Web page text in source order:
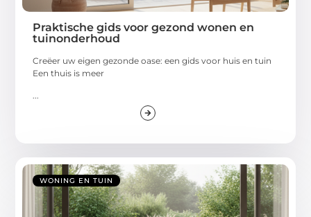
Praktische gids voor gezond wonen en
tuinonderhoud
Creëer uw eigen gezonde oase: een gids voor huis en tuin
Een thuis is meer
...
WONING EN TUIN